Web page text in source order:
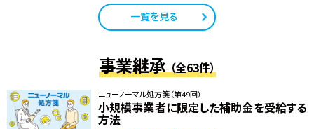
一覧を見る
事業継承（全63件）
ニューノーマル処方箋（第49回）
小規模事業者に限定した補助金を受給する
方法